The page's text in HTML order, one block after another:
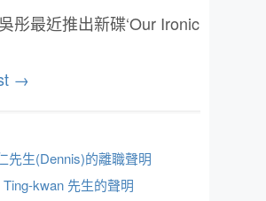
彤最近推出新碟‘Our Ironic
→
先生(Dennis)的離職聲明
kwan 先生的聲明